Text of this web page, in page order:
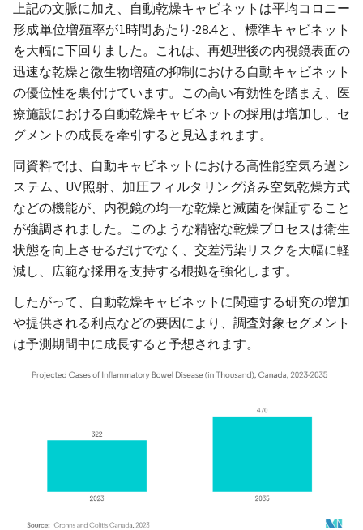
上記の文脈に加え、自動乾燥キャビネットは平均コロニー
形成単位増殖率が1時間あたり-28.4と、標準キャビネット
を大幅に下回りました。これは、再処理後の内視鏡表面の
迅速な乾燥と微生物増殖の抑制における自動キャビネット
の優位性を裏付けています。この高い有効性を踏まえ、医
療施設における自動乾燥キャビネットの採用は増加し、セ
グメントの成長を牽引すると見込まれます。
同資料では、自動キャビネットにおける高性能空気ろ過シ
ステム、UV照射、加圧フィルタリング済み空気乾燥方式
などの機能が、内視鏡の均一な乾燥と滅菌を保証すること
が強調されました。このような精密な乾燥プロセスは衛生
状態を向上させるだけでなく、交差汚染リスクを大幅に軽
減し、広範な採用を支持する根拠を強化します。
したがって、自動乾燥キャビネットに関連する研究の増加
や提供される利点などの要因により、調査対象セグメント
は予測期間中に成長すると予想されます。